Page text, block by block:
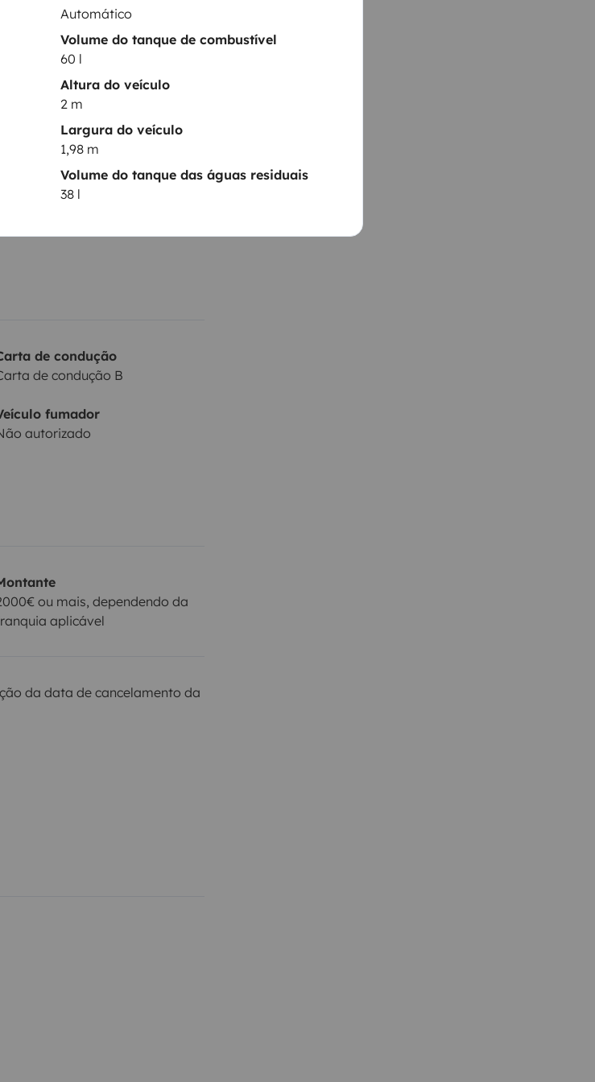
Automático
Volume do tanque de combustível
60 l
Altura do veículo
2 m
Largura do veículo
1,98 m
Volume do tanque das águas residuais
38 l
de circulação
de condução
de condução B
fumador
autorizado
ou mais, dependendo da
aplicável
da data de cancelamento da